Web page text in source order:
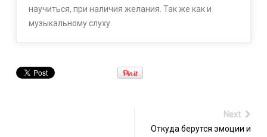
научиться, при наличия желания. Так же как и
музыкальному слуху.
Next
Откуда берутся эмоции и